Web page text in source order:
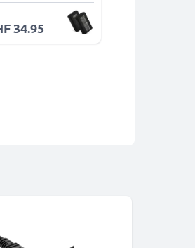
34.95